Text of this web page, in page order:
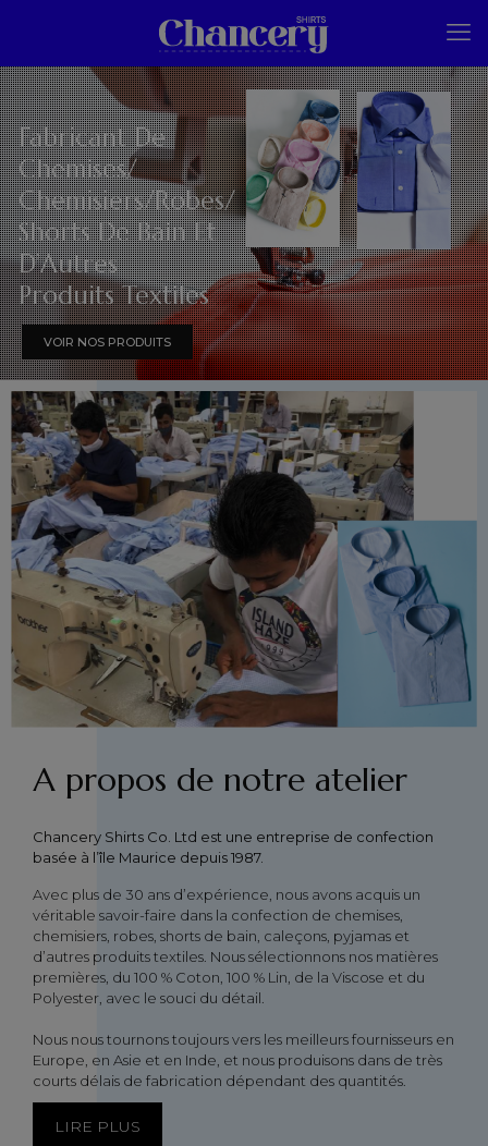
Fabricant De
Chemises/
Chemisiers/Robes/
Shorts De Bain Et
D’Autres
Produits Textiles
VOIR NOS PRODUITS
A propos de notre atelier
Chancery Shirts Co. Ltd est une entreprise de confection
basée à l’île Maurice depuis 1987.
Avec plus de 30 ans d’expérience, nous avons acquis un
véritable savoir-faire dans la confection de chemises,
chemisiers, robes, shorts de bain, caleçons, pyjamas et
d’autres produits textiles. Nous sélectionnons nos matières
premières, du 100 % Coton, 100 % Lin, de la Viscose et du
Polyester, avec le souci du détail.
Nous nous tournons toujours vers les meilleurs fournisseurs en
Europe, en Asie et en Inde, et nous produisons dans de très
courts délais de fabrication dépendant des quantités.
LIRE PLUS